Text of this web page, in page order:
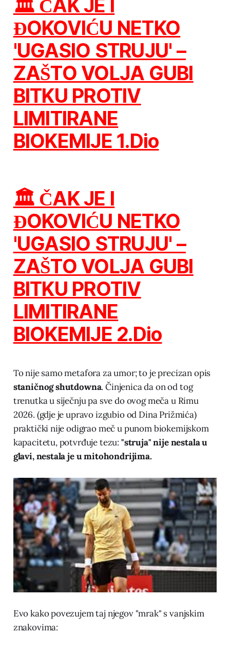
🏛️ ČAK JE I
ĐOKOVIĆU NETKO
'UGASIO STRUJU' –
ZAŠTO VOLJA GUBI
BITKU PROTIV
LIMITIRANE
BIOKEMIJE 1.Dio
🏛️ ČAK JE I
ĐOKOVIĆU NETKO
'UGASIO STRUJU' –
ZAŠTO VOLJA GUBI
BITKU PROTIV
LIMITIRANE
BIOKEMIJE 2.Dio
To nije samo metafora za umor; to je precizan opis
staničnog shutdowna. Činjenica da on od tog
trenutka u siječnju pa sve do ovog meča u Rimu
2026. (gdje je upravo izgubio od Dina Prižmića)
praktički nije odigrao meč u punom biokemijskom
kapacitetu, potvrđuje tezu: "struja" nije nestala u
glavi, nestala je u mitohondrijima.
Evo kako povezujem taj njegov "mrak" s vanjskim
znakovima: